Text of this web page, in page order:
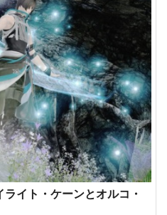
ライト・ケーンとオルコ・